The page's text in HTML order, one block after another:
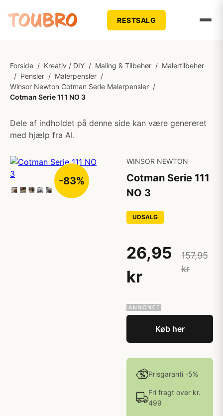
RESTSALG
Forside / Kreativ / DIY / Maling & Tilbehør / Malertilbehør
/ Pensler / Malerpensler /
Winsor Newton Cotman Serie Malerpensler /
Cotman Serie 111 NO 3
Dele af indholdet på denne side kan være genereret
med hjælp fra AI.
-83%
WINSOR NEWTON
Cotman Serie 111
NO 3
UDSALG
26,95
kr
157,95
kr
Køb her
Prisgaranti -5%
Fri fragt over kr.
499